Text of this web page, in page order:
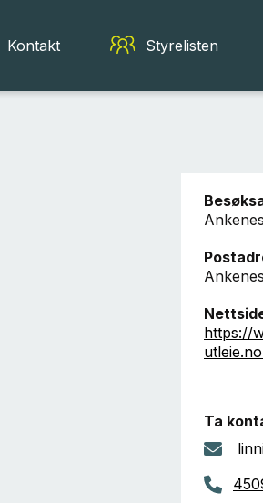
Kontakt Styrelisten
https://
Ta